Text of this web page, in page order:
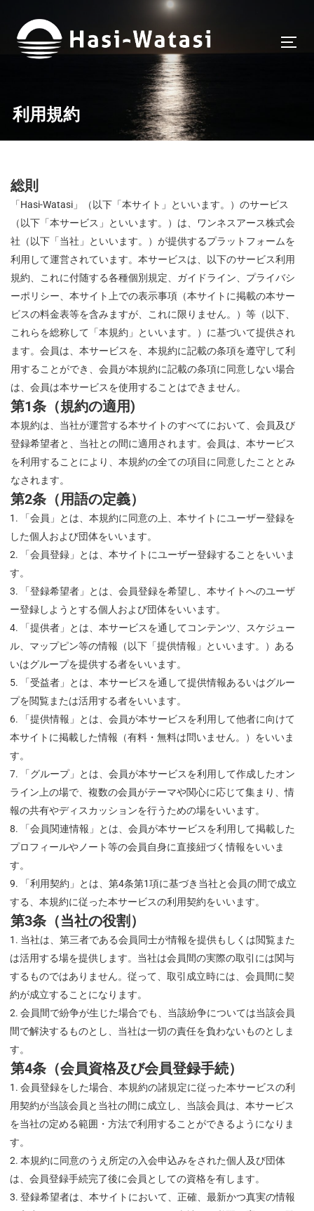
利用規約
総則
「Hasi-Watasi」（以下「本サイト」といいます。）のサービス
（以下「本サービス」といいます。）は、ワンネスアース株式会
社（ 以下 「当社」といいます。）が提供するプラットフォームを
利用して運営されています。本サービスは、以下のサービス利用
規約、これに付随する各種個別規定、ガイドライン、プライバシ
ーポリシー、本サイト上での表示事項（本サイトに掲載の本サー
ビスの料金表等を含みますが、これに限りません。）等（以下、
これらを総称して「本規約」といいます。）に基づいて提供され
ます。会員は、本サービスを、本規約に記載の条項を遵守して利
用することができ、会員が本規約に記載の条項に同意しない場合
は、会員は本サービスを使用することはできません。
第1条（規約の適用)
本規約は、当社が運営する本サイトのすべてにおいて、会員及び
登録希望者と、当社との間に適用されます。会員は、本サービス
を利用することにより、本規約の全ての項目に同意したこととみ
なされます。
第2条（用語の定義）
「会員」とは、本規約に同意の上、本サイトにユーザー登録を
した個人および団体をいいます。
「会員登録」とは、本サイトにユーザー登録することをいいま
す。
「登録希望者」とは、会員登録を希望し、本サイトへのユーザ
ー登録しようとする個人および団体をいいます。
「提供者」とは、本サービスを通してコンテンツ、スケジュー
ル、マップピン等の情報（以下「提供情報」といいます。）ある
いはグループを提供する者をいいます。
「受益者」とは、本サービスを通して提供情報あるいはグルー
プを閲覧または活用する者をいいます。
「提供情報」とは、会員が本サービスを利用して他者に向けて
本サイトに掲載した情報（有料・無料は問いません。）をいいま
す。
「グループ」とは、会員が本サービスを利用して作成したオン
ライン上の場で、複数の会員がテーマや関心に応じて集まり、情
報の共有やディスカッションを行うための場をいいます。
「会員関連情報」とは、会員が本サービスを利用して掲載した
プロフィールやノート等の会員自身に直接紐づく情報をいいま
す。
「利用契約」とは、第4条第1項に基づき当社と会員の間で成立
する、本規約に従った本サービスの利用契約をいいます。
第3条（当社の役割）
当社は、第三者である会員同士が情報を提供もしくは閲覧また
は活用する場を提供します。当社は会員間の実際の取引には関与
するものではありません。従って、取引成立時には、会員間に契
約が成立することになります。
会員間で紛争が生じた場合でも、当該紛争については当該会員
間で解決するものとし、当社は一切の責任を負わないものとしま
す。
第4条（会員資格及び会員登録手続）
会員登録をした場合、本規約の諸規定に従った本サービスの利
用契約が当該会員と当社の間に成立し、当該会員は、本サービス
を当社の定める範囲・方法で利用することができるようになりま
す。
本規約に同意のうえ所定の入会申込みをされた個人及び団体
は、会員登録手続完了後に会員としての資格を有します。
登録希望者は、本サイトにおいて、正確、最新かつ真実の情報